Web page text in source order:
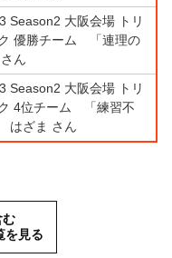
Season2 大阪会場 トリ
優勝チーム 「連理の
ん
Season2 大阪会場 トリ
4位チーム 「練習不
はざま さん
む
を見る